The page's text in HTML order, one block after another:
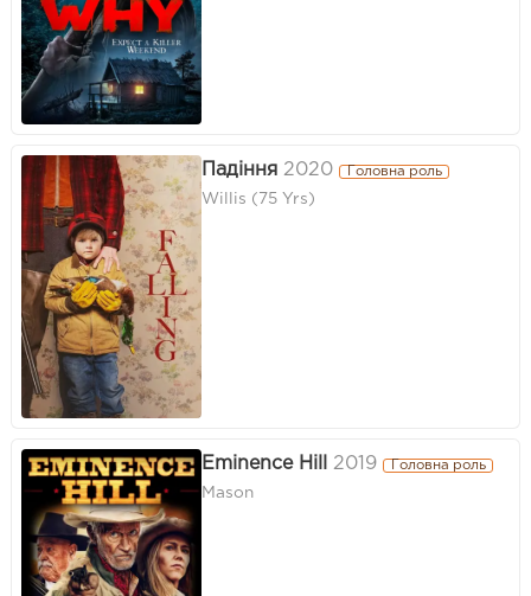
Падіння 2020 Головна роль
Willis (75 Yrs)
Eminence Hill 2019 Головна роль
Mason